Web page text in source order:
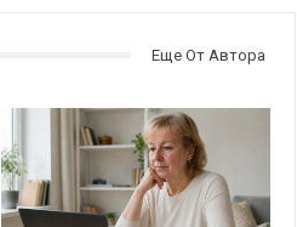
Еще От Автора